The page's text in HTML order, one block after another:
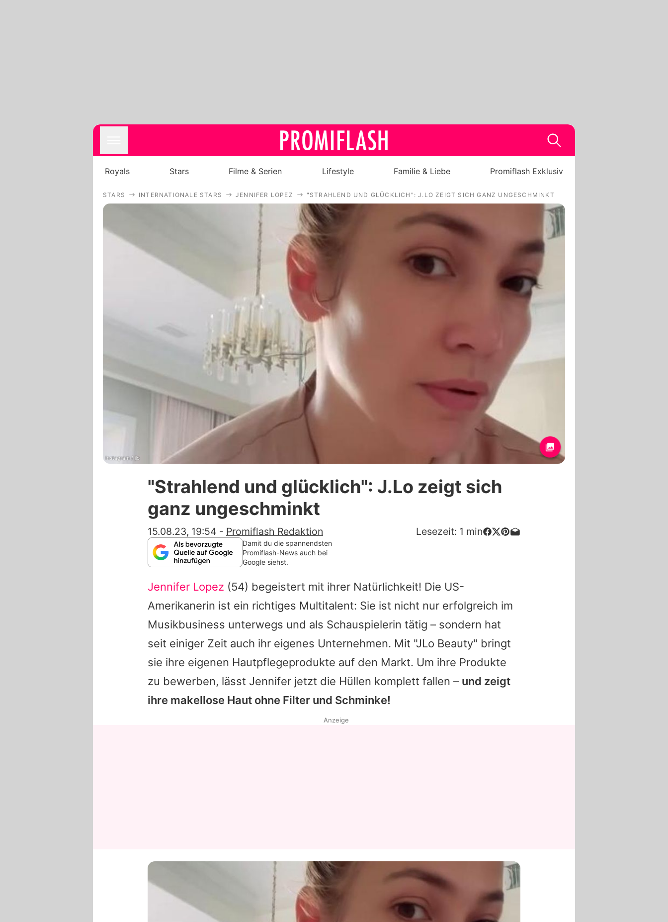
Royals
Stars
Filme & Serien
Promiflash Exklusiv
Alle Themen auf Promiflash
App runterladen
Redaktionelle Richtlinien
Impressum
Datenschutzerklärung
Nutzungsbedingungen
Utiq verwalten
Royals Stars Filme & Serien Lifestyle Familie & Liebe Promiflash Exklusiv
STARS INTERNATIONALE STARS JENNIFER LOPEZ "STRAHLEND UND GLÜCKLICH": J.LO ZEIGT SICH GANZ UNGESCHMINKT
Instagram / jlo
"Strahlend und glücklich": J.Lo zeigt sich
ganz ungeschminkt
15.08.23, 19:54 - Promiflash Redaktion Lesezeit: 1 min
Damit du die spannendsten
Promiflash-News auch bei
Google siehst.
Jennifer Lopez (54) begeistert mit ihrer Natürlichkeit! Die US-
Amerikanerin ist ein richtiges Multitalent: Sie ist nicht nur erfolgreich im
Musikbusiness unterwegs und als Schauspielerin tätig – sondern hat
seit einiger Zeit auch ihr eigenes Unternehmen. Mit "JLo Beauty" bringt
sie ihre eigenen Hautpflegeprodukte auf den Markt. Um ihre Produkte
zu bewerben, lässt Jennifer jetzt die Hüllen komplett fallen – und zeigt
ihre makellose Haut ohne Filter und Schminke!
Anzeige